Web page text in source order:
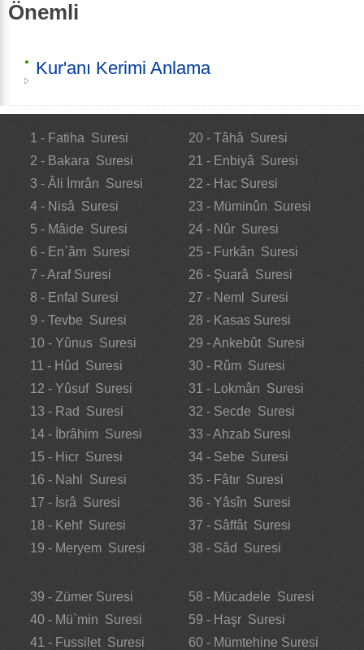
Önemli
Kur'anı Kerimi Anlama
1 - Fatiha Suresi
2 - Bakara Suresi
3 - Âli İmrân Suresi
4 - Nisâ Suresi
5 - Mâide Suresi
6 - En`âm Suresi
7 - Araf Suresi
8 - Enfal Suresi
9 - Tevbe Suresi
10 - Yûnus Suresi
11 - Hûd Suresi
12 - Yûsuf Suresi
13 - Rad Suresi
14 - İbrâhim Suresi
15 - Hicr Suresi
16 - Nahl Suresi
17 - İsrâ Suresi
18 - Kehf Suresi
19 - Meryem Suresi
20 - Tâhâ Suresi
21 - Enbiyâ Suresi
22 - Hac Suresi
23 - Müminûn Suresi
24 - Nûr Suresi
25 - Furkân Suresi
26 - Şuarâ Suresi
27 - Neml Suresi
28 - Kasas Suresi
29 - Ankebût Suresi
30 - Rûm Suresi
31 - Lokmân Suresi
32 - Secde Suresi
33 - Ahzab Suresi
34 - Sebe Suresi
35 - Fâtır Suresi
36 - Yâsîn Suresi
37 - Sâffât Suresi
38 - Sâd Suresi
39 - Zümer Suresi
40 - Mü`min Suresi
41 - Fussilet Suresi
58 - Mücadele Suresi
59 - Haşr Suresi
60 - Mümtehine Suresi